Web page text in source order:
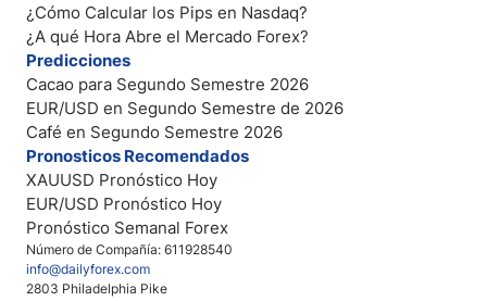
Número de Compañía: 611928540
info@dailyforex.com
2803 Philadelphia Pike
¿Cómo Calcular los Pips en Nasdaq?
¿A qué Hora Abre el Mercado Forex?
Predicciones
Cacao para Segundo Semestre 2026
EUR/USD en Segundo Semestre de 2026
Café en Segundo Semestre 2026
Pronosticos Recomendados
XAUUSD Pronóstico Hoy
EUR/USD Pronóstico Hoy
Pronóstico Semanal Forex